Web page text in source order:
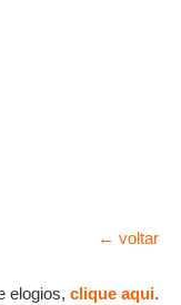
← voltar
elogios, clique aqui.